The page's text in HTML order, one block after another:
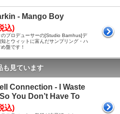
- Mango Boy
込)
のプロデューサーの[Studio Barnhus]デ
知とウィットに富んだサンプリング・ハ
盤です！
も見ています
Connection - I Waste
You Don’t Have To
込)